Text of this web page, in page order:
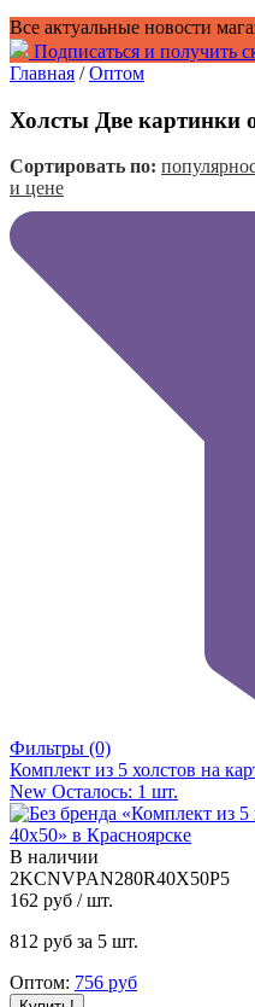
Все актуальные новости
Подписаться и получить
Главная /Оптом
Холсты Две картинки
Сортировать по:
и цене
Фильтры (0)
Комплект из 5 холстов на
New Осталось: 1 шт.
В наличии
2KCNVPAN280R40X50P5
162 руб / шт.
812 руб за 5 шт.
Оптом: 756 руб